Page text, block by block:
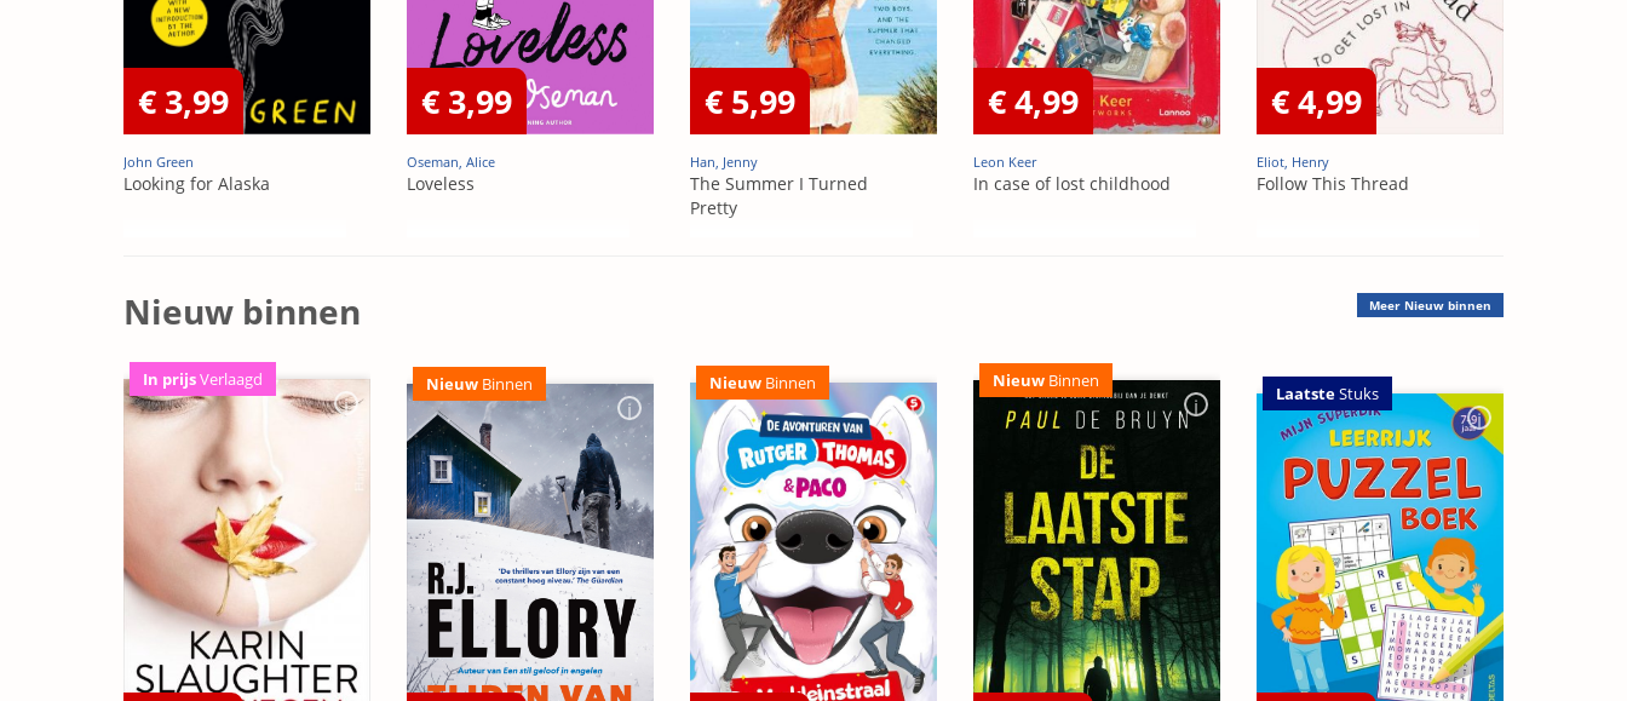
€ 3,99
John Green
Looking for Alaska
€ 3,99
Oseman, Alice
Loveless
€ 5,99
Han, Jenny
The Summer I Turned
Pretty
€ 4,99
Leon Keer
In case of lost childhood
€ 4,99
Eliot, Henry
Follow This Thread
Nieuw binnen Meer Nieuw binnen
In prijsVerlaagd Nieuw Binnen Nieuw Binnen Nieuw Binnen
LaatsteStuks